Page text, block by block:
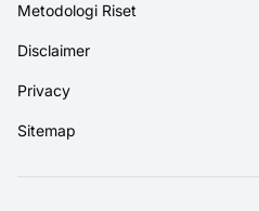
Metodologi Riset
Disclaimer
Privacy
Sitemap